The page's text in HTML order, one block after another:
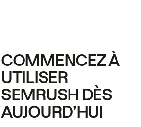
COMMENCEZ À
UTILISER
SEMRUSH DÈS
AUJOURD’HUI